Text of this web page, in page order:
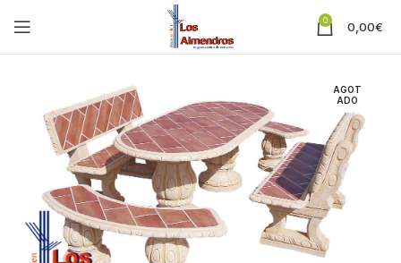
0 0,00€
AGOT
ADO